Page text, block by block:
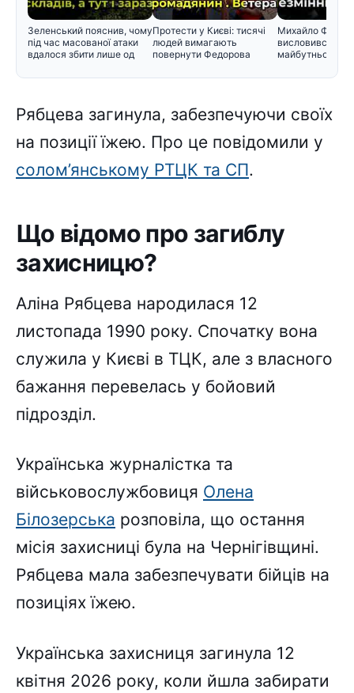
Зеленський пояснив, чому
під час масованої атаки
вдалося збити лише од
Протести у Києві: тисячі
людей вимагають
повернути Федорова
Михайло
висловився
майбутнього в
Рябцева загинула, забезпечуючи своїх
на позиції їжею. Про це повідомили у
солом’янському РТЦК та СП.
Що відомо про загиблу
захисницю?
Аліна Рябцева народилася 12
листопада 1990 року. Спочатку вона
служила у Києві в ТЦК, але з власного
бажання перевелась у бойовий
підрозділ.
Українська журналістка та
військовослужбовиця Олена
Білозерська розповіла, що остання
місія захисниці була на Чернігівщині.
Рябцева мала забезпечувати бійців на
позиціях їжею.
Українська захисниця загинула 12
квітня 2026 року, коли йшла забирати